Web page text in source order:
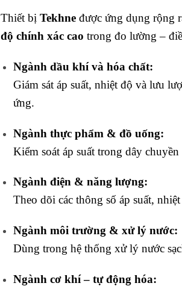
Thiết bị Tekhne được ứng dụng rộng
độ chính xác cao trong đo lường –
Ngành dầu khí và hóa chất:
Giám sát áp suất, nhiệt độ và lưu
ứng.
Ngành thực phẩm & đồ uống:
Kiểm soát áp suất trong dây
Ngành điện & năng lượng:
Theo dõi các thông số áp suất,
Ngành môi trường & xử lý nước:
Dùng trong hệ thống xử lý nước
Ngành cơ khí – tự động hóa: